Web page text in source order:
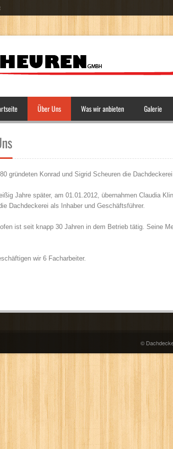
Über Uns Was wir anbieten Galerie
gründeten Konrad und Sigrid Scheuren die
Jahre später, am 01.01.2012, übernahmen Claudia
Dachdeckerei als Inhaber und Geschäftsführer.
ist seit knapp 30 Jahren in dem Betrieb tätig. Seine
wir 6 Facharbeiter.
©